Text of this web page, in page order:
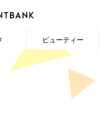
ビューティー